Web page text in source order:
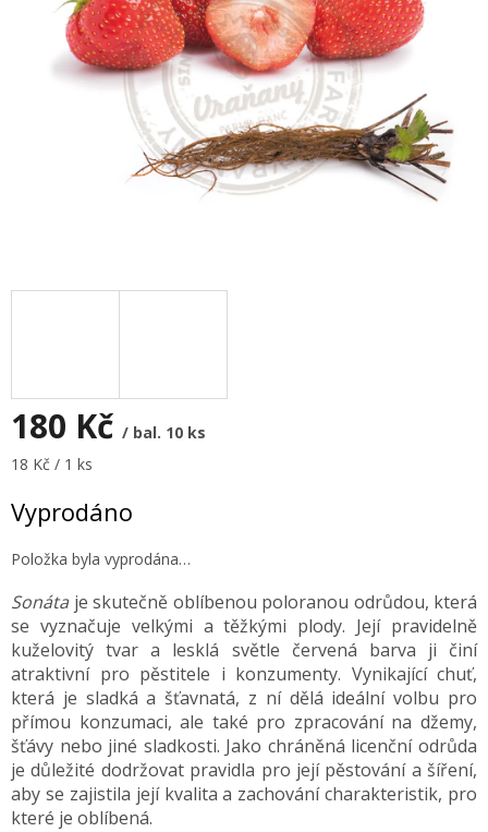
180 Kč / bal. 10 ks
Měrná
18 Kč / 1 ks
Vyprodáno
Položka byla vyprodána…
Sonáta je skutečně oblíbenou poloranou odrůdou, která
se vyznačuje velkými a těžkými plody. Její pravidelně
kuželovitý tvar a lesklá světle červená barva ji činí
atraktivní pro pěstitele i konzumenty. Vynikající chuť,
která je sladká a šťavnatá, z ní dělá ideální volbu pro
přímou konzumaci, ale také pro zpracování na džemy,
šťávy nebo jiné sladkosti. Jako chráněná licenční odrůda
je důležité dodržovat pravidla pro její pěstování a šíření,
aby se zajistila její kvalita a zachování charakteristik, pro
které je oblíbená.